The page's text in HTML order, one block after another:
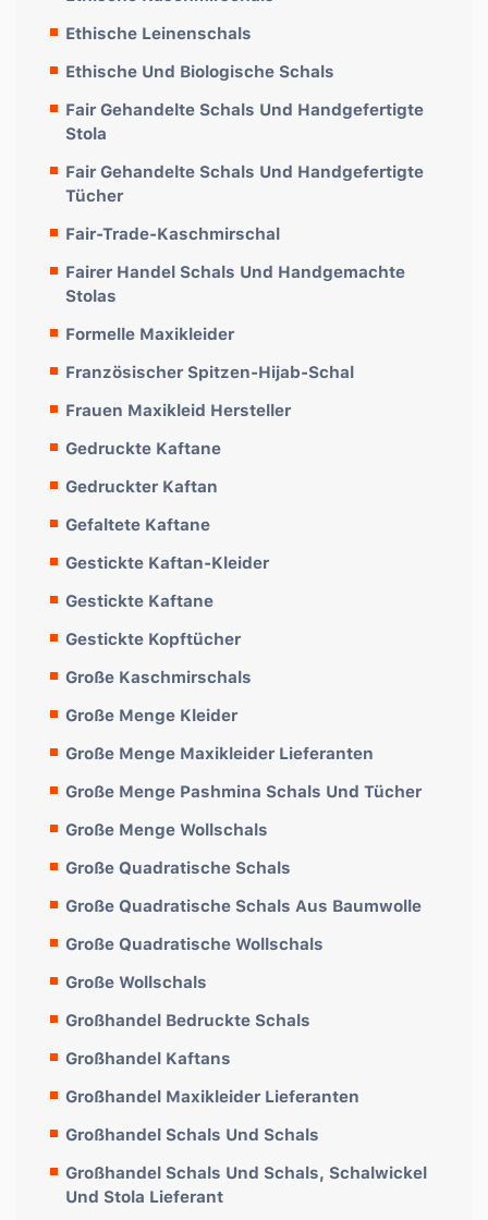
Ethische Leinenschals
Ethische Und Biologische Schals
Fair Gehandelte Schals Und Handgefertigte
Stola
Fair Gehandelte Schals Und Handgefertigte
Tücher
Fair-Trade-Kaschmirschal
Fairer Handel Schals Und Handgemachte
Stolas
Formelle Maxikleider
Französischer Spitzen-Hijab-Schal
Frauen Maxikleid Hersteller
Gedruckte Kaftane
Gedruckter Kaftan
Gefaltete Kaftane
Gestickte Kaftan-Kleider
Gestickte Kaftane
Gestickte Kopftücher
Große Kaschmirschals
Große Menge Kleider
Große Menge Maxikleider Lieferanten
Große Menge Pashmina Schals Und Tücher
Große Menge Wollschals
Große Quadratische Schals
Große Quadratische Schals Aus Baumwolle
Große Quadratische Wollschals
Große Wollschals
Großhandel Bedruckte Schals
Großhandel Kaftans
Großhandel Maxikleider Lieferanten
Großhandel Schals Und Schals
Großhandel Schals Und Schals, Schalwickel
Und Stola Lieferant